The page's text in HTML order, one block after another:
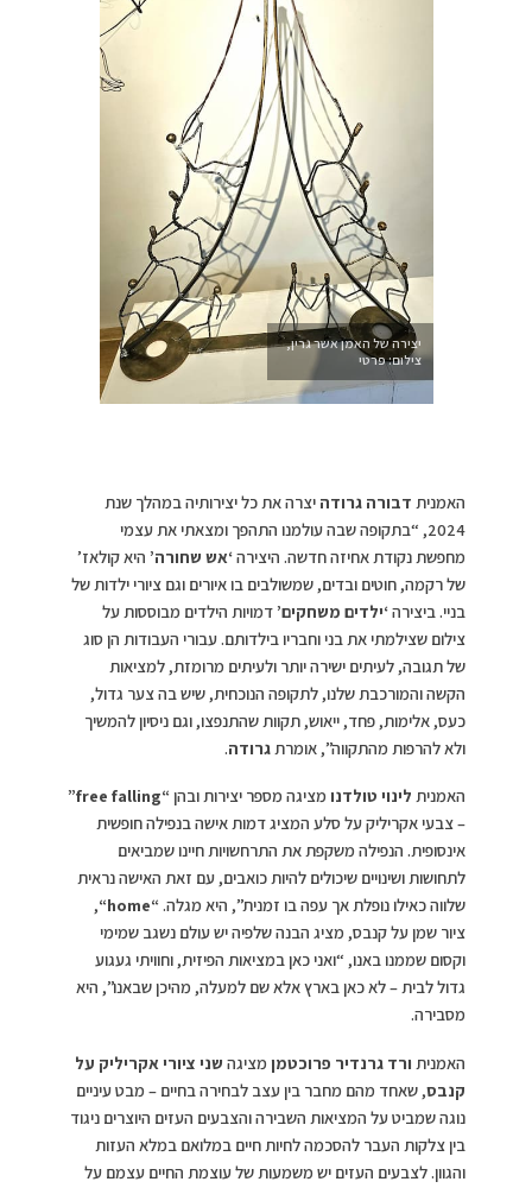
יצירה של האמן אשר גרין,
צילום: פרטי
האמנית דבורה גרודהיצרה את כל יצירותיה במהלך שנת
2024, “בתקופה שבה עולמנו התהפך ומצאתי את עצמי
מחפשת נקודת אחיזה חדשה. היצירה‘אש שחורה’ היא קולאז’
של רקמה, חוטים ובדים, שמשולבים בו איורים וגם ציורי ילדות של
בניי. ביצירה‘ילדים משחקים’דמויות הילדים מבוססות על
צילום שצילמתי את בני וחבריו בילדותם. עבורי העבודות הן סוג
של תגובה, לעיתים ישירה יותר ולעיתים מרומזת, למציאות
הקשה והמורכבת שלנו, לתקופה הנוכחית, שיש בה צער גדול,
כעס, אלימות, פחד, ייאוש, תקוות שהתנפצו, וגם ניסיון להמשיך
ולא להרפות מהתקווה”, אומרתגרודה.
האמנית לינוי טולדנו מציגה מספר יצירות ובהן“free falling”
– צבעי אקריליק על סלע המציג דמות אישה בנפילה חופשית
אינסופית. הנפילה משקפת את התרחשויות חיינו שמביאים
לתחושות ושינויים שיכולים להיות כואבים, עם זאת האישה נראית
שלווה כאילו נופלת אך עפה בו זמנית”, היא מגלה.“
home
“
,
ציור שמן על קנבס, מציג הבנה שלפיה יש עולם נשגב שמימי
וקסום שממנו באנו, “ואני כאן במציאות הפיזית, וחוויתי געגוע
גדול לבית – לא כאן בארץ אלא שם למעלה, מהיכן שבאנו”, היא
מסבירה.
האמנית ורד גרנדיר פרוכטמן מציגה שני ציורי אקריליק על
קנבס, שאחד מהם מחבר בין עצב לבחירה בחיים – מבט עיניים
נוגה שמביט על המציאות השבירה והצבעים העזים היוצרים ניגוד
בין צלקות העבר להסכמה לחיות חיים במלואם במלא העזות
והגוון. לצבעים העזים יש משמעות של עוצמת החיים עצמם על